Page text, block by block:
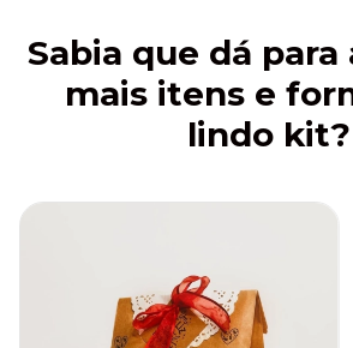
Sabia que dá
mais itens e
lindo kit?